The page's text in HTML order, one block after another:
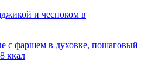
и чесноком в
с фаршем в духовке, пошаговый
ккал